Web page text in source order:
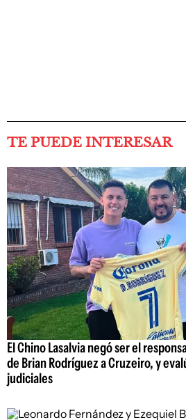
TE PUEDE INTERESAR
El Chino Lasalvia negó ser el
de Brian Rodríguez a Cruzeiro, y
judiciales